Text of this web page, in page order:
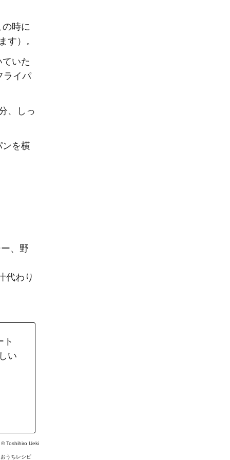
時に
す）。
いた
ライパ
、しっ
を横
、野
代わり
ト
い
©Toshihiro Ueki
おうちレシピ